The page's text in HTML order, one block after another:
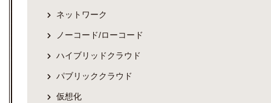
ネットワーク
ノーコード/ローコード
ハイブリッドクラウド
パブリッククラウド
仮想化